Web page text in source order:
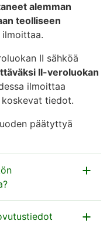
alemman
teolliseen
II sähköä
II-veroluokan
ilmoittaa
tiedot.
päätyttyä
saaneista